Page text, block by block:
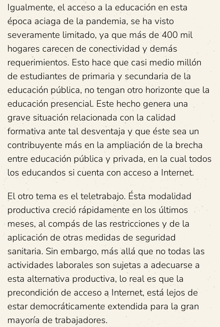
Igualmente, el acceso a la educación en esta
época aciaga de la pandemia, se ha visto
severamente limitado, ya que más de 400 mil
hogares carecen de conectividad y demás
requerimientos. Esto hace que casi medio millón
de estudiantes de primaria y secundaria de la
educación pública, no tengan otro horizonte que la
educación presencial. Este hecho genera una
grave situación relacionada con la calidad
formativa ante tal desventaja y que éste sea un
contribuyente más en la ampliación de la brecha
entre educación pública y privada, en la cual todos
los educandos si cuenta con acceso a Internet.
El otro tema es el teletrabajo. Ésta modalidad
productiva creció rápidamente en los últimos
meses, al compás de las restricciones y de la
aplicación de otras medidas de seguridad
sanitaria. Sin embargo, más allá que no todas las
actividades laborales son sujetas a adecuarse a
esta alternativa productiva, lo real es que la
precondición de acceso a Internet, está lejos de
estar democráticamente extendida para la gran
mayoría de trabajadores.